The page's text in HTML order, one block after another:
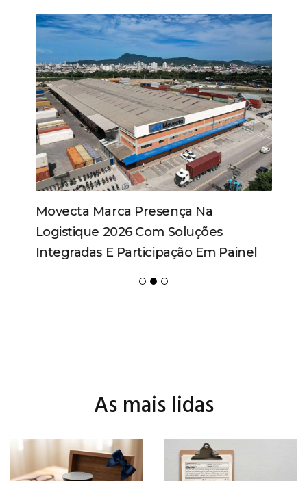
Movecta Marca Presença Na
Logistique 2026 Com Soluções
Integradas E Participação Em Painel
As mais lidas